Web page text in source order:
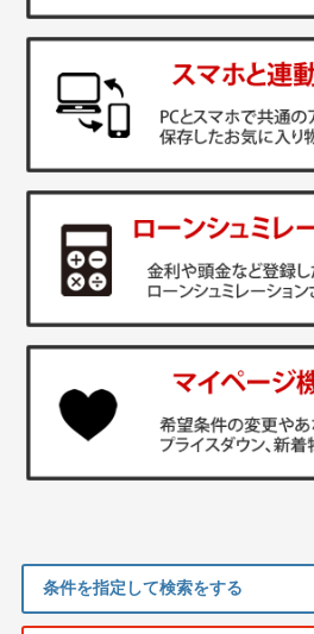
条件を指定して検索をする